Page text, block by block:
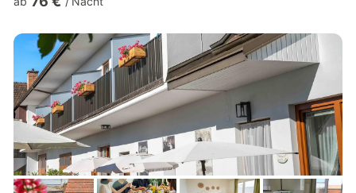
Eintritt ins See- und Erlebnisbad Rust von Mai bis Mitte
wohnen - das ist schön! Unser Haus direkt am Neusiedler See
ist ideal für einen aktiven Kurzurlaub zu Zweit oder mit der
ganzen Familie. Energ...